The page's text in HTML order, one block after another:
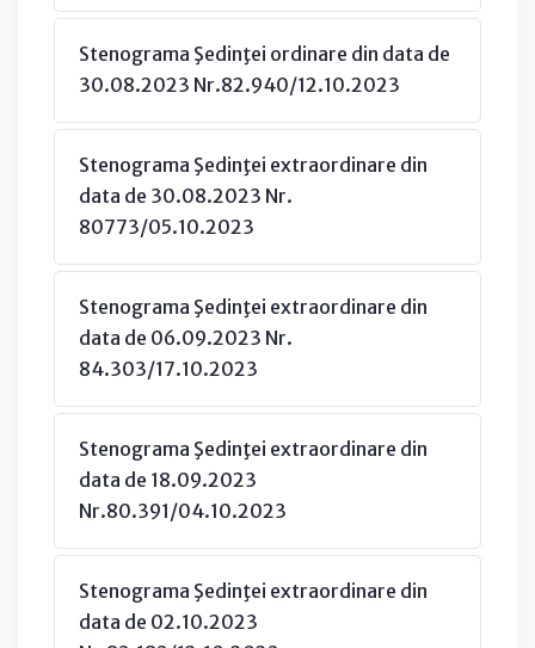
Stenograma Şedinţei ordinare din data de
30.08.2023 Nr.82.940/12.10.2023
Stenograma Şedinţei extraordinare din
data de 30.08.2023 Nr.
80773/05.10.2023
Stenograma Şedinţei extraordinare din
data de 06.09.2023 Nr.
84.303/17.10.2023
Stenograma Şedinţei extraordinare din
data de 18.09.2023
Nr.80.391/04.10.2023
Stenograma Şedinţei extraordinare din
data de 02.10.2023